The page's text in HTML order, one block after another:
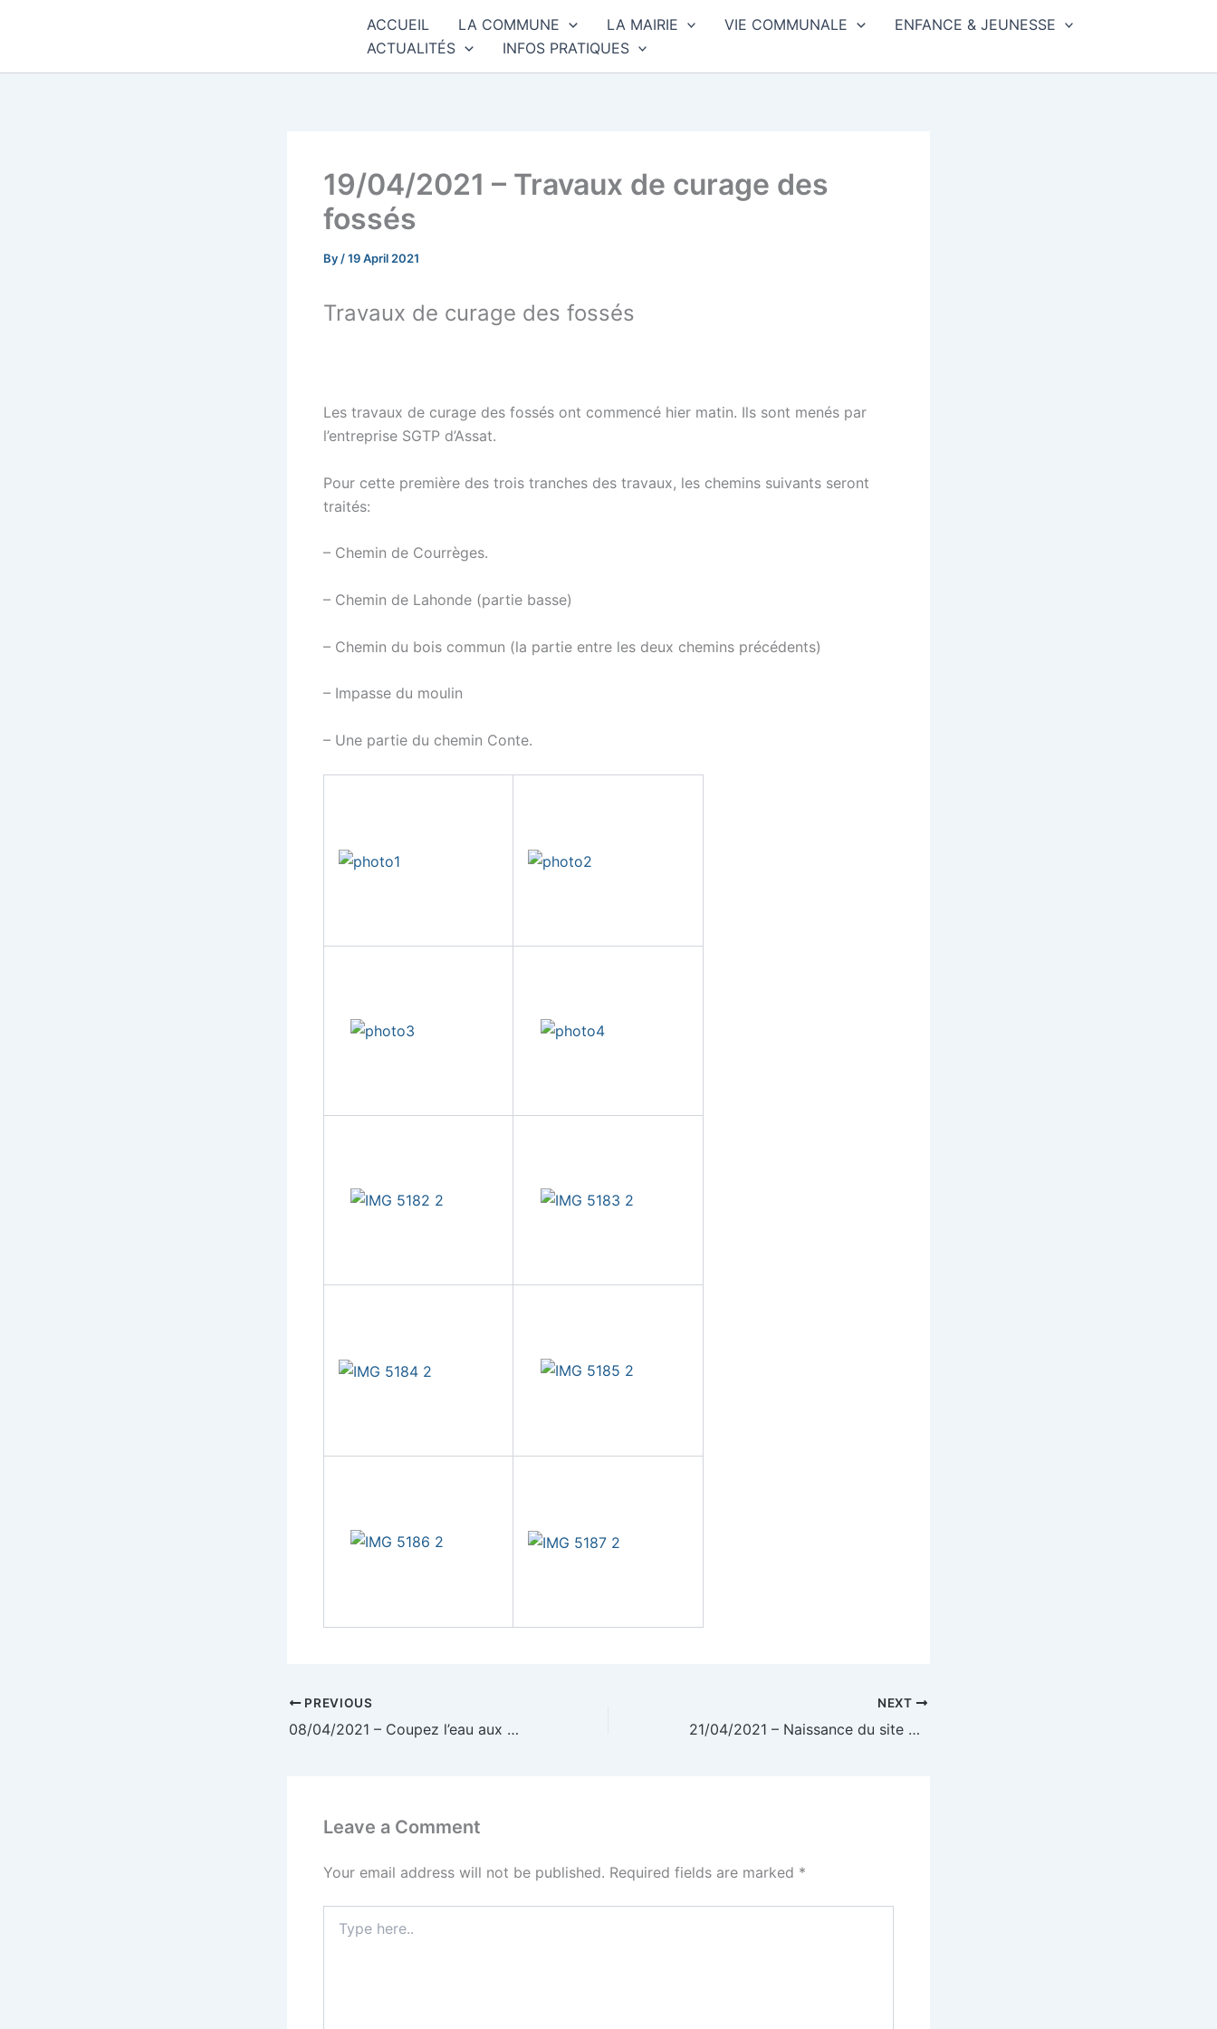
ACCUEIL LA COMMUNE LA MAIRIE VIE COMMUNALE
ENFANCE & JEUNESSE
ACTUALITÉS
INFOS PRATIQUES
19/04/2021 – Travaux de curage des
fossés
By /19 April 2021
Travaux de curage des fossés
Les travaux de curage des fossés ont commencé hier matin. Ils sont menés par
l’entreprise SGTP d’Assat.
Pour cette première des trois tranches des travaux, les chemins suivants seront
traités:
– Chemin de Courrèges.
– Chemin de Lahonde (partie basse)
– Chemin du bois commun (la partie entre les deux chemins précédents)
– Impasse du moulin
– Une partie du chemin Conte.
PREVIOUS
08/04/2021 – Coupez l’eau aux moustiques!
NEXT
21/04/2021 – Naissance du site du Syndicat des Eaux Luy Gabas Lées
Leave a Comment
Your email address will not be published. Required fields are marked *
here..